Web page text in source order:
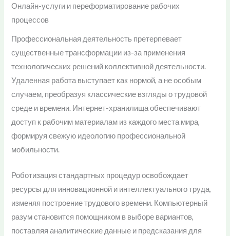
Онлайн-услуги и переформатирование рабочих
процессов
Профессиональная деятельность претерпевает
существенные трансформации из-за применения
технологических решений коллективной деятельности.
Удаленная работа выступает как нормой, а не особым
случаем, преобразуя классические взгляды о трудовой
среде и времени. Интернет-хранилища обеспечивают
доступ к рабочим материалам из каждого места мира,
формируя свежую идеологию профессиональной
мобильности.
Роботизация стандартных процедур освобождает
ресурсы для инновационной и интеллектуального труда,
изменяя построение трудового времени. Компьютерный
разум становится помощником в выборе вариантов,
поставляя аналитические данные и предсказания для